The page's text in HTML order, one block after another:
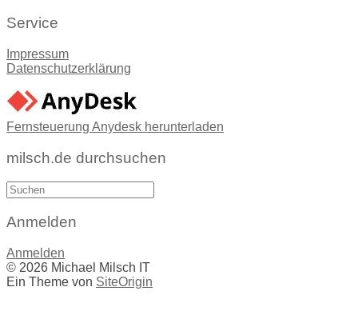
Service
Impressum
Datenschutzerklärung
Fernsteuerung Anydesk herunterladen
milsch.de durchsuchen
Suche
nach:
Anmelden
Anmelden
© 2026 Michael Milsch IT
Ein Theme von SiteOrigin